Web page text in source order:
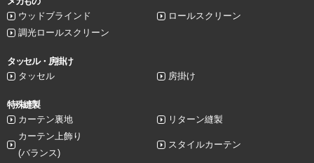
ウッドブラインド
ロールスクリーン
調光ロールスクリーン
タッセル・房掛け
タッセル
房掛け
特殊縫製
カーテン裏地
リターン縫製
カーテン上飾り
(バランス)
スタイルカーテン